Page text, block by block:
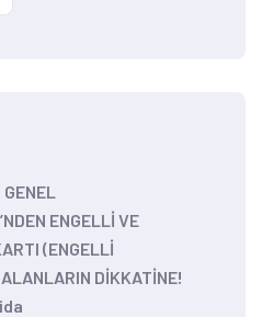
GENEL
ENGELLİ VE
(ENGELLİ
DİKKATİNE!